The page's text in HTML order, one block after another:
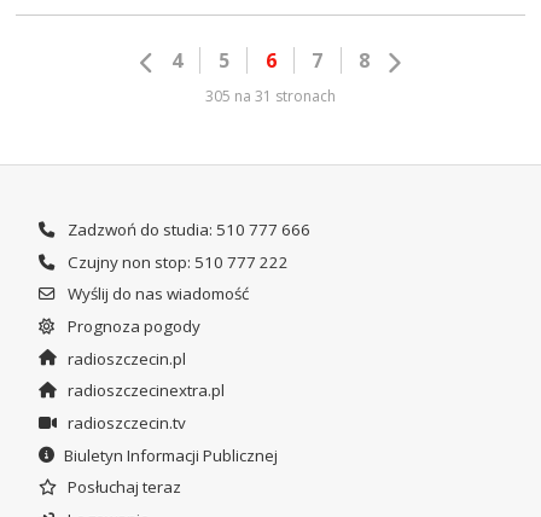
4 5 6 7 8
305 na 31 stronach
Zadzwoń do studia: 510 777 666
Czujny non stop: 510 777 222
Wyślij do nas wiadomość
Prognoza pogody
radioszczecin.pl
radioszczecinextra.pl
radioszczecin.tv
Biuletyn Informacji Publicznej
Posłuchaj teraz